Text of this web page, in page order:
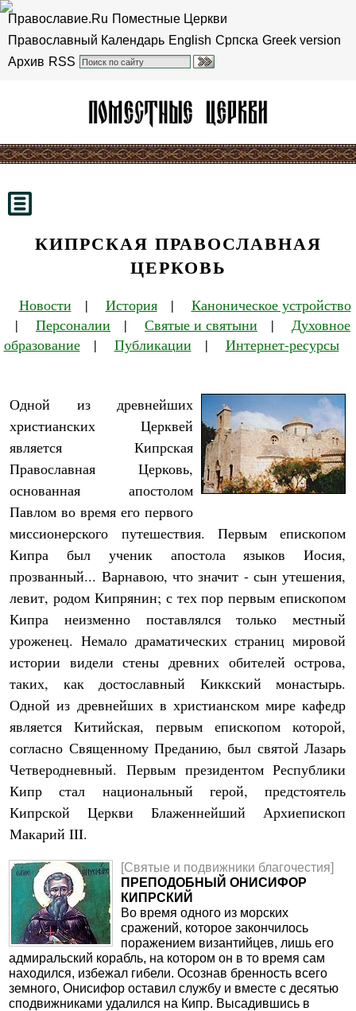
Православие.Ru Поместные Церкви
Православный Календарь English Српска Greek version
Архив RSS
КИПРСКАЯ ПРАВОСЛАВНАЯ
ЦЕРКОВЬ
Новости | История| Каноническое устройство
| Персоналии | Святые и святыни | Духовное
образование| Публикации | Интернет-ресурсы
Одной из древнейших
христианских Церквей
является Кипрская
Православная Церковь,
основанная апостолом
Павлом во время его первого
миссионерского путешествия. Первым епископом
Кипра был ученик апостола языков Иосия,
прозванный... Варнавою, что значит - сын утешения,
левит, родом Кипрянин; с тех пор первым епископом
Кипра неизменно поставлялся только местный
уроженец. Немало драматических страниц мировой
истории видели стены древних обителей острова,
таких, как достославный Киккский монастырь.
Одной из древнейших в христианском мире кафедр
является Китийская, первым епископом которой,
согласно Священному Преданию, был святой Лазарь
Четверодневный. Первым президентом Республики
Кипр стал национальный герой, предстоятель
Кипрской Церкви Блаженнейший Архиепископ
Макарий III.
[Святые и подвижники благочестия]
ПРЕПОДОБНЫЙ ОНИСИФОР
КИПРСКИЙ
Во время одного из морских
сражений, которое закончилось
поражением византийцев, лишь его
адмиральский корабль, на котором он в то время сам
находился, избежал гибели. Осознав бренность всего
земного, Онисифор оставил службу и вместе с десятью
сподвижниками удалился на Кипр. Высадившись в